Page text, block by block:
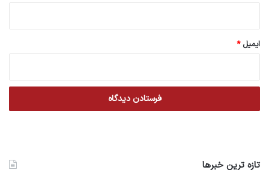
ایمیل*
تازه ترین خبرها